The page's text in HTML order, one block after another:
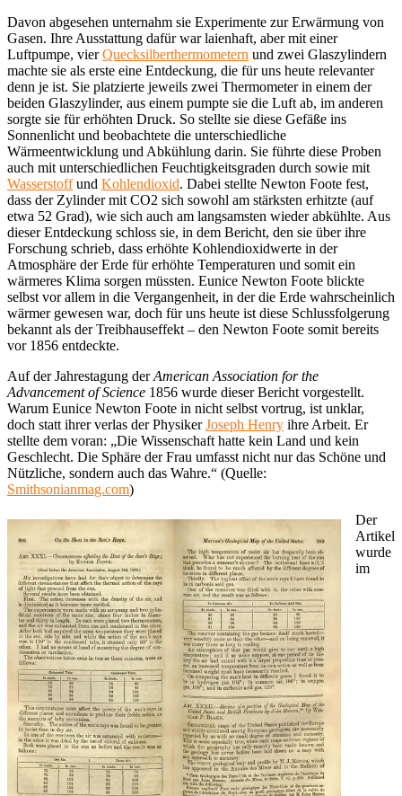
Davon abgesehen unternahm sie Experimente zur Erwärmung von
Gasen. Ihre Ausstattung dafür war laienhaft, aber mit einer
Luftpumpe, vierQuecksilberthermometern und zwei Glaszylindern
machte sie als erste eine Entdeckung, die für uns heute relevanter
denn je ist. Sie platzierte jeweils zwei Thermometer in einem der
beiden Glaszylinder, aus einem pumpte sie die Luft ab, im anderen
sorgte sie für erhöhten Druck. So stellte sie diese Gefäße ins
Sonnenlicht und beobachtete die unterschiedliche
Wärmeentwicklung und Abkühlung darin. Sie führte diese Proben
auch mit unterschiedlichen Feuchtigkeitsgraden durch sowie mit
Wasserstoffund Kohlendioxid. Dabei stellte Newton Foote fest,
dass der Zylinder mit CO2 sich sowohl am stärksten erhitzte (auf
etwa 52 Grad), wie sich auch am langsamsten wieder abkühlte. Aus
dieser Entdeckung schloss sie, in dem Bericht, den sie über ihre
Forschung schrieb, dass erhöhte Kohlendioxidwerte in der
Atmosphäre der Erde für erhöhte Temperaturen und somit ein
wärmeres Klima sorgen müssten. Eunice Newton Foote blickte
selbst vor allem in die Vergangenheit, in der die Erde wahrscheinlich
wärmer gewesen war, doch für uns heute ist diese Schlussfolgerung
bekannt als der Treibhauseffekt – den Newton Foote somit bereits
vor 1856 entdeckte.
Auf der Jahrestagung derAmerican Association for the
Advancement of Science 1856 wurde dieser Bericht vorgestellt.
Warum Eunice Newton Foote in nicht selbst vortrug, ist unklar,
doch statt ihrer verlas der PhysikerJoseph Henry ihre Arbeit. Er
stellte dem voran: „Die Wissenschaft hatte kein Land und kein
Geschlecht. Die Sphäre der Frau umfasst nicht nur das Schöne und
Nützliche, sondern auch das Wahre.“ (Quelle:
Smithsonianmag.com)
Der
Artikel
wurde
im